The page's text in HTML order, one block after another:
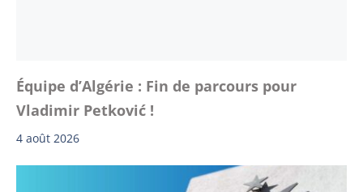
Équipe d’Algérie : Fin de parcours pour
Vladimir Petković !
4 août 2026